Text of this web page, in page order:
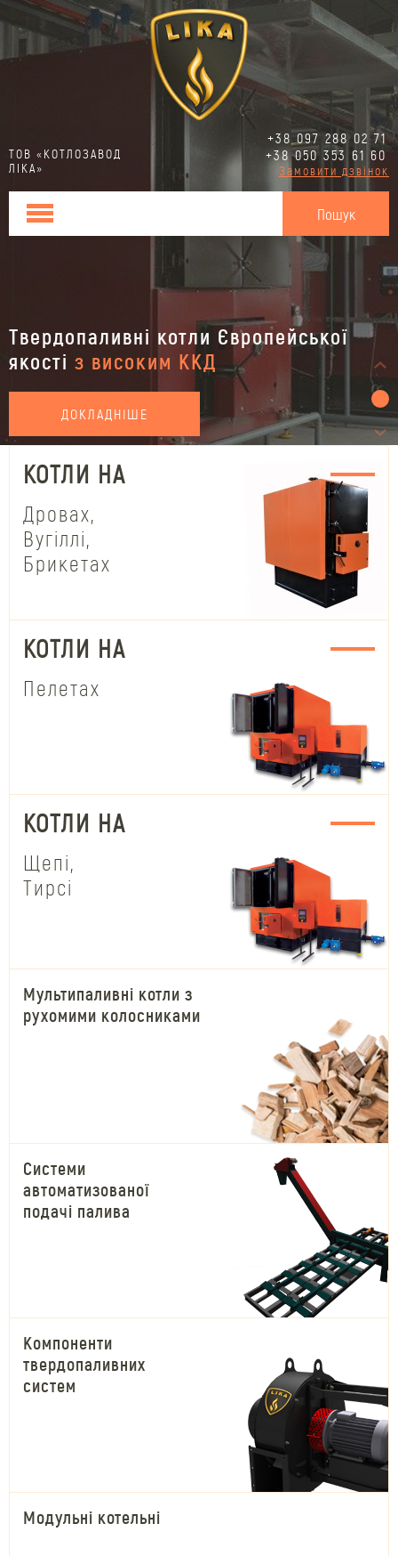
Твердопаливні котли Європейської
якості з високим ККД
ДОКЛАДНІШЕ
ТОВ «КОТЛОЗАВОД
ЛІКА»
+38 097 288 02 71
+38 050 353 61 60
Замовити дзвінок
КОТЛИ НА
Дровах,
Вугіллі,
Брикетах
КОТЛИ НА
Пелетах
КОТЛИ НА
Щепі,
Тирсі
Мультипаливні котли з
рухомими колосниками
Системи
автоматизованої
подачі палива
Компоненти
твердопаливних
систем
Модульні котельні